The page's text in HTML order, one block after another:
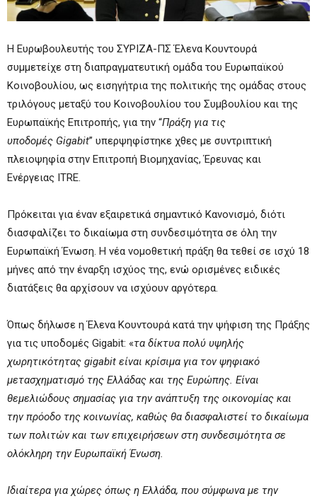
Η Ευρωβουλευτής του ΣΥΡΙΖΑ-ΠΣ Έλενα Κουντουρά
συμμετείχε στη διαπραγματευτική ομάδα του Ευρωπαϊκού
Κοινοβουλίου, ως εισηγήτρια της πολιτικής της ομάδας στους
τριλόγους μεταξύ του Κοινοβουλίου του Συμβουλίου και της
Ευρωπαϊκής Επιτροπής, για την “Πράξη για τις
υποδομές Gigabit” υπερψηφίστηκε χθες με συντριπτική
πλειοψηφία στην Επιτροπή Βιομηχανίας, Έρευνας και
Ενέργειας ITRE.
Πρόκειται για έναν εξαιρετικά σημαντικό Κανονισμό, διότι
διασφαλίζει το δικαίωμα στη συνδεσιμότητα σε όλη την
Ευρωπαϊκή Ένωση. Η νέα νομοθετική πράξη θα τεθεί σε ισχύ 18
μήνες από την έναρξη ισχύος της, ενώ ορισμένες ειδικές
διατάξεις θα αρχίσουν να ισχύουν αργότερα.
Όπως δήλωσε η Έλενα Κουντουρά κατά την ψήφιση της Πράξης
για τις υποδομές Gigabit: «τα δίκτυα πολύ υψηλής
χωρητικότητας gigabit είναι κρίσιμα για τον ψηφιακό
μετασχηματισμό της Ελλάδας και της Ευρώπης. Είναι
θεμελιώδους σημασίας για την ανάπτυξη της οικονομίας και
την πρόοδο της κοινωνίας, καθώς θα διασφαλιστεί το δικαίωμα
των πολιτών και των επιχειρήσεων στη συνδεσιμότητα σε
ολόκληρη την Ευρωπαϊκή Ένωση.
Ιδιαίτερα για χώρες όπως η Ελλάδα, που σύμφωνα με την